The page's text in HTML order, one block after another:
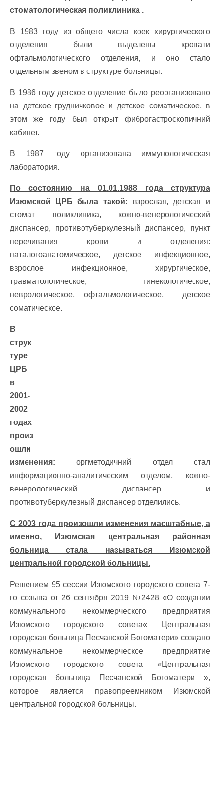
стоматологическая поликлиника .
В 1983 году из общего числа коек хирургического
отделения были выделены кровати
офтальмологического отделения, и оно стало
отдельным звеном в структуре больницы.
В 1986 году детское отделение было реорганизовано
на детское грудничковое и детское соматическое, в
этом же году был открыт фиброгастроскопичний
кабинет.
В 1987 году организована иммунологическая
лаборатория.
По состоянию на 01.01.1988 года структура
Изюмской ЦРБ была такой:
взрослая, детская и
стомат поликлиника, кожно-венерологический
диспансер, противотуберкулезный диспансер, пункт
переливания крови и отделения:
паталогоанатомическое, детское инфекционное,
взрослое инфекционное, хирургическое,
травматологическое, гинекологическое,
неврологическое, офтальмологическое, детское
соматическое.
В
струк
туре
ЦРБ
в
2001-
2002
годах
произ
ошли
изменения: оргметодичний отдел стал
информационно-аналитическим отделом, кожно-
венерологический диспансер и
противотуберкулезный диспансер отделились.
С 2003 года произошли изменения масштабные, а
именно, Изюмская центральная районная
больница стала называться Изюмской
центральной городской больницы.
Решением 95 сессии Изюмского городского совета 7-
го созыва от 26 сентября 2019 №2428 «О создании
коммунального некоммерческого предприятия
Изюмского городского совета« Центральная
городская больница Песчанской Богоматери» создано
коммунальное некоммерческое предприятие
Изюмского городского совета «Центральная
городская больница Песчанской Богоматери »,
которое является правопреемником Изюмской
центральной городской больницы.